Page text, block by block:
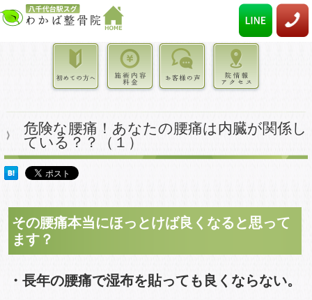
危険な腰痛！あなたの腰痛は内臓が関係し
ている？？（１）
その腰痛本当にほっとけば良くなると思って
ます？
・長年の腰痛で湿布を貼っても良くならない。